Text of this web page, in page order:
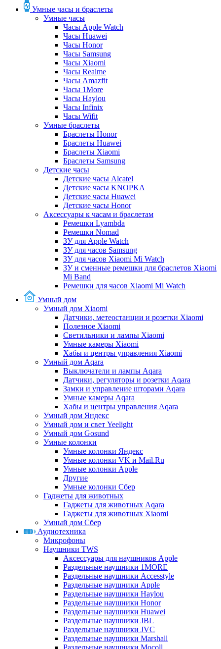
Умные часы и браслеты
Умные часы
Часы Apple Watch
Часы Huawei
Часы Honor
Часы Samsung
Часы Xiaomi
Часы Realme
Часы Amazfit
Часы 1More
Часы Haylou
Часы Infinix
Часы Wifit
Умные браслеты
Браслеты Honor
Браслеты Huawei
Браслеты Xiaomi
Браслеты Samsung
Детские часы
Детские часы Alcatel
Детские часы KNOPKA
Детские часы Huawei
Детские часы Honor
Аксессуары к часам и браслетам
Ремешки Lyambda
Ремешки Nomad
ЗУ для Apple Watch
ЗУ для часов Samsung
ЗУ для часов Xiaomi Mi Watch
ЗУ и сменные ремешки для браслетов Xiaomi
Mi Band
Ремешки для часов Xiaomi Mi Watch
Умный дом
Умный дом Xiaomi
Датчики, метеостанции и розетки Xiaomi
Полезное Xiaomi
Светильники и лампы Xiaomi
Умные камеры Xiaomi
Хабы и центры управления Xiaomi
Умный дом Aqara
Выключатели и лампы Aqara
Датчики, регуляторы и розетки Aqara
Замки и управление шторами Aqara
Умные камеры Aqara
Хабы и центры управления Aqara
Умный дом Яндекс
Умный дом и свет Yeelight
Умный дом Gosund
Умные колонки
Умные колонки Яндекс
Умные колонки VK и Mail.Ru
Умные колонки Apple
Другие
Умные колонки Сбер
Гаджеты для животных
Гаджеты для животных Aqara
Гаджеты для животных Xiaomi
Умный дом Сбер
Аудиотехника
Микрофоны
Наушники TWS
Аксессуары для наушников Apple
Раздельные наушники 1MORE
Раздельные наушники Accesstyle
Раздельные наушники Apple
Раздельные наушники Haylou
Раздельные наушники Honor
Раздельные наушники Huawei
Раздельные наушники JBL
Раздельные наушники JVC
Раздельные наушники Marshall
Раздельные наушники Mocoll